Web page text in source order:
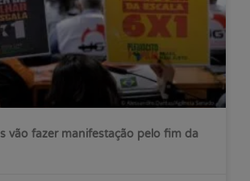
vão fazer manifestação pelo fim da